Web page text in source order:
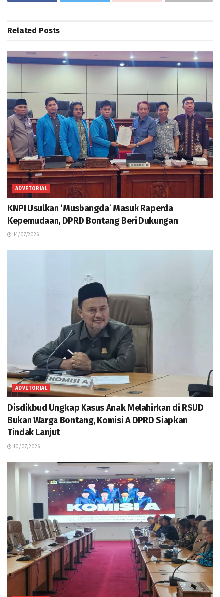
Related Posts
ADVETORIAL
KNPI Usulkan ‘Musbangda’ Masuk Raperda
Kepemudaan, DPRD Bontang Beri Dukungan
14/07/2026
ADVETORIAL
Disdikbud Ungkap Kasus Anak Melahirkan di RSUD
Bukan Warga Bontang, Komisi A DPRD Siapkan
Tindak Lanjut
10/07/2026